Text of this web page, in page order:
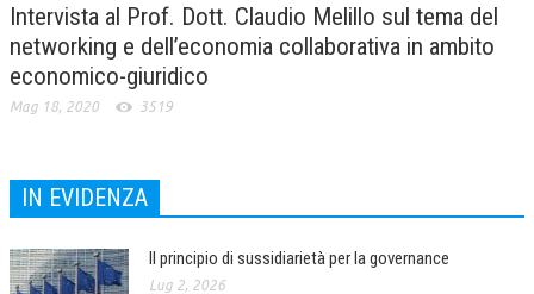
Intervista al Prof. Dott. Claudio Melillo sul tema del
networking e dell’economia collaborativa in ambito
economico-giuridico
Mag 18, 2020 3519
IN EVIDENZA
Il principio di sussidiarietà per la governance
Lug 2, 2026